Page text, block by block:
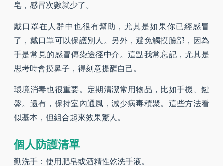
皂，感冒次數就少了。
戴口罩在人群中也很有幫助，尤其是如果你已經感冒
了，戴口罩可以保護別人。另外，避免觸摸臉部，因為
手是常見的感冒傳染途徑中介。這點我常忘記，尤其是
思考時會摸鼻子，得刻意提醒自己。
環境消毒也很重要。定期清潔常用物品，比如手機、鍵
盤。還有，保持室內通風，減少病毒積聚。這些方法看
似基本，但組合起來效果驚人。
個人防護清單
勤洗手：使用肥皂或酒精性乾洗手液。